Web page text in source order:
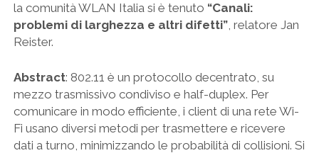
la comunità WLAN Italia si è tenuto “Canali:
problemi di larghezza e altri difetti”, relatore Jan
Reister.
Abstract: 802.11 è un protocollo decentrato, su
mezzo trasmissivo condiviso e half-duplex. Per
comunicare in modo efficiente, i client di una rete Wi-
Fi usano diversi metodi per trasmettere e ricevere
dati a turno, minimizzando le probabilità di collisioni. Si